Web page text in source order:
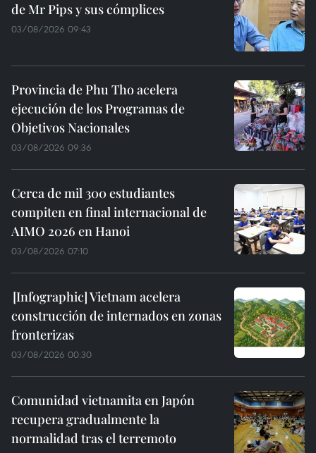
de Mr Pips y sus cómplices
03/08/2026 09:43
Provincia de Phu Tho acelera
ejecución de los Programas de
Objetivos Nacionales
03/08/2026 09:36
Cerca de mil 300 estudiantes
compiten en final internacional de
AIMO 2026 en Hanoi
03/08/2026 07:10
Vietnam acelera
construcción de internados en zonas
fronterizas
03/08/2026 00:30
Comunidad vietnamita en Japón
recupera gradualmente la
normalidad tras el terremoto